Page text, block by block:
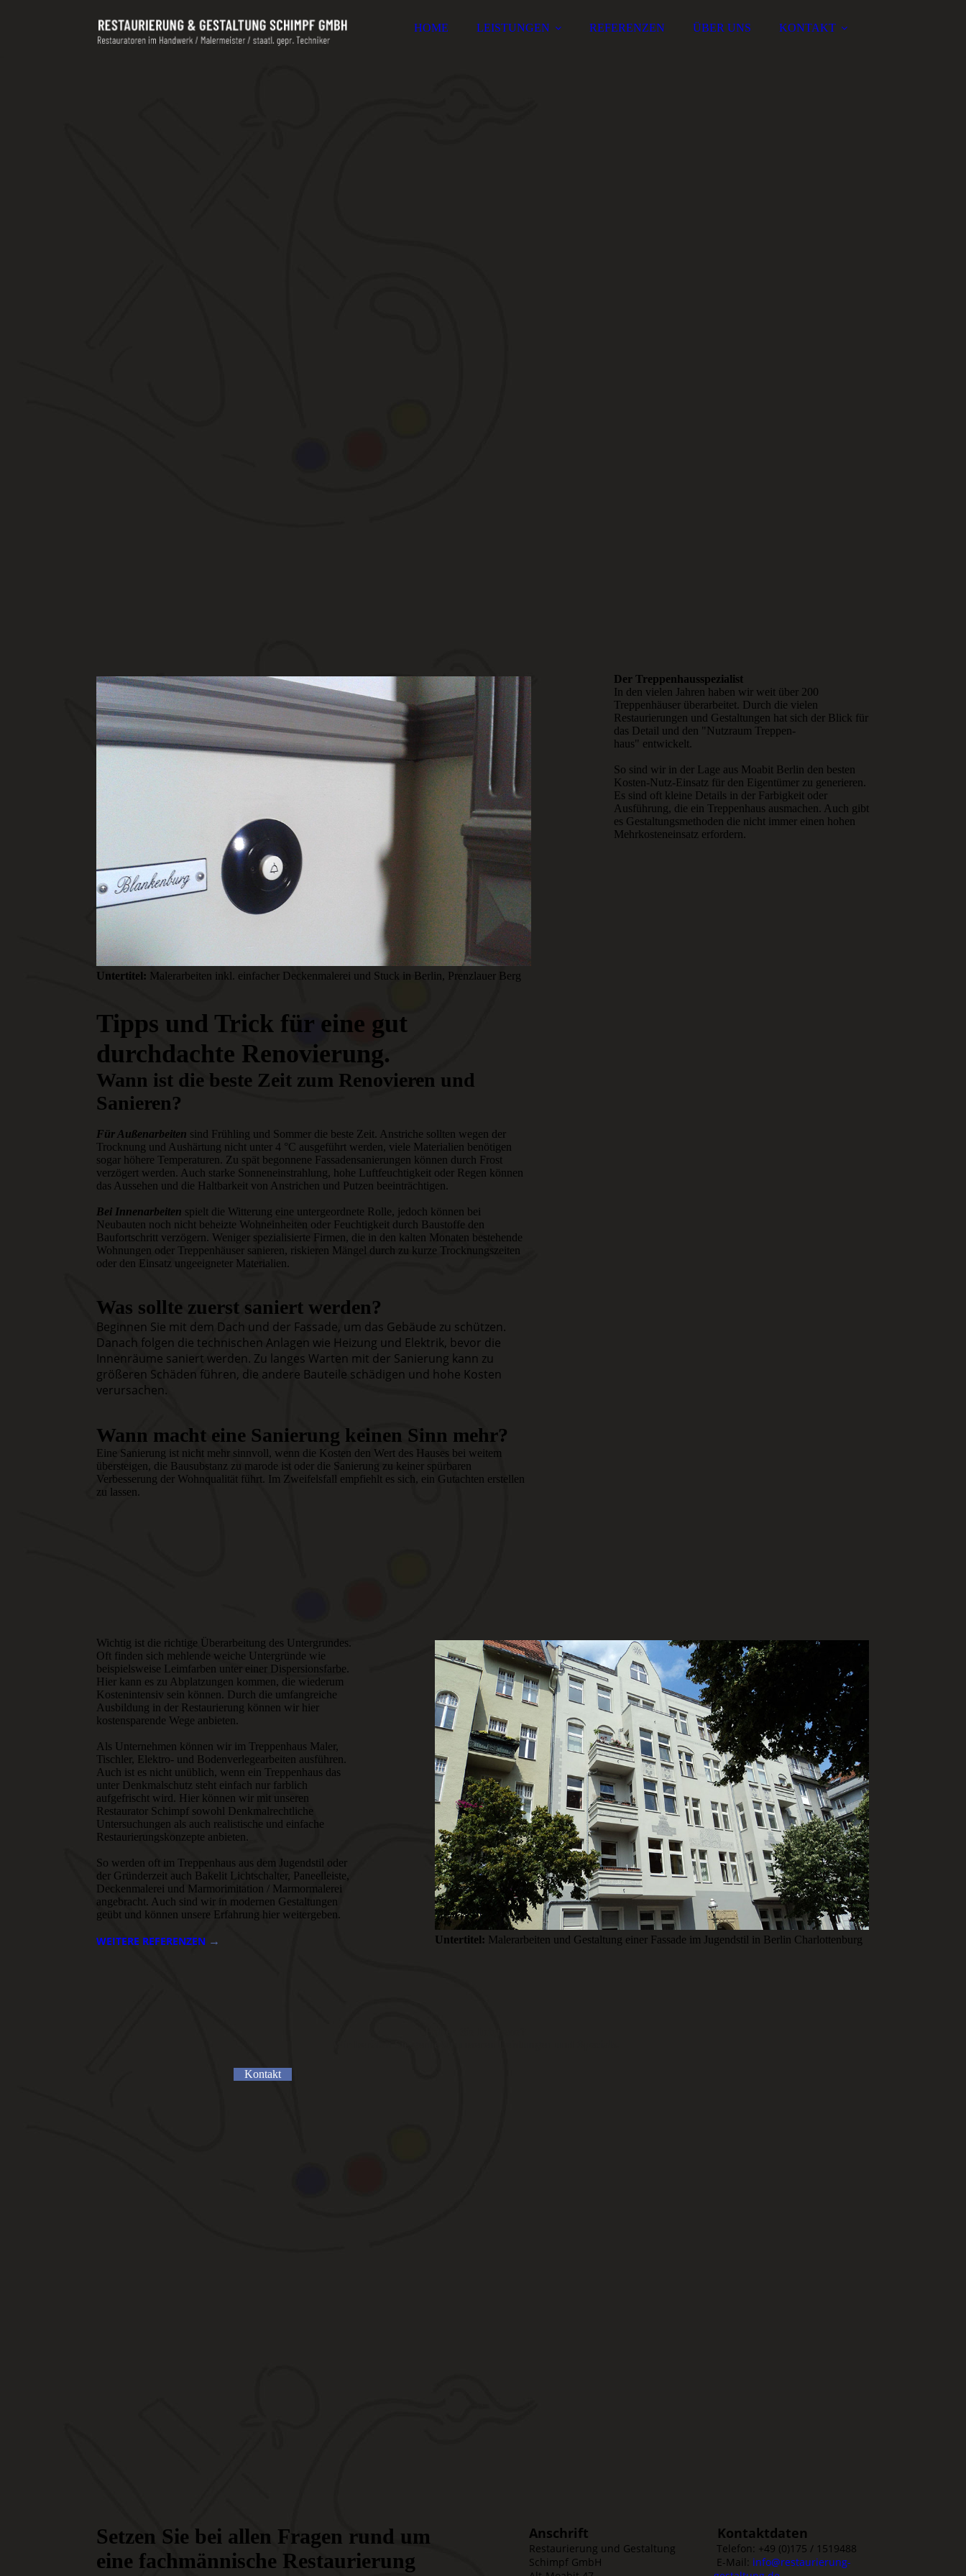
HOME LEISTUNGEN REFERENZEN ÜBER UNS KONTAKT
Untertitel: Malerarbeiten inkl. einfacher Deckenmalerei und Stuck in Berlin, Prenzlauer Berg
Tipps und Trick für eine gut
durchdachte Renovierung.
Wann ist die beste Zeit zum Renovieren und
Sanieren?
Für Außenarbeiten sind Frühling und Sommer die beste Zeit. Anstriche sollten wegen der
Trocknung und Aushärtung nicht unter 4 °C ausgeführt werden, viele Materialien benötigen
sogar höhere Temperaturen. Zu spät begonnene Fassadensanierungen können durch Frost
verzögert werden. Auch starke Sonneneinstrahlung, hohe Luftfeuchtigkeit oder Regen können
das Aussehen und die Haltbarkeit von Anstrichen und Putzen beeinträchtigen.
Bei Innenarbeiten spielt die Witterung eine untergeordnete Rolle, jedoch können bei
Neubauten noch nicht beheizte Wohneinheiten oder Feuchtigkeit durch Baustoffe den
Baufortschritt verzögern. Weniger spezialisierte Firmen, die in den kalten Monaten bestehende
Wohnungen oder Treppenhäuser sanieren, riskieren Mängel durch zu kurze Trocknungszeiten
oder den Einsatz ungeeigneter Materialien.
Was sollte zuerst saniert werden?
Beginnen Sie mit dem Dach und der Fassade, um das Gebäude zu schützen.
Danach folgen die technischen Anlagen wie Heizung und Elektrik, bevor die
Innenräume saniert werden. Zu langes Warten mit der Sanierung kann zu
größeren Schäden führen, die andere Bauteile schädigen und hohe Kosten
verursachen.
Wann macht eine Sanierung keinen Sinn mehr?
Eine Sanierung ist nicht mehr sinnvoll, wenn die Kosten den Wert des Hauses bei weitem
übersteigen, die Bausubstanz zu marode ist oder die Sanierung zu keiner spürbaren
Verbesserung der Wohnqualität führt. Im Zweifelsfall empfiehlt es sich, ein Gutachten erstellen
zu lassen.
Der Treppenhausspezialist
In den vielen Jahren haben wir weit über 200
Treppenhäuser überarbeitet. Durch die vielen
Restaurierungen und Ge­stal­tungen hat sich der Blick für
das Detail und den "Nutzraum Treppen­
haus" entwickelt.
So sind wir in der Lage aus Moabit Berlin den besten
Kosten-Nutz-Einsatz für den Eigentümer zu generieren.
Es sind oft kleine Details in der Farbigkeit oder
Ausführung, die ein Treppenhaus ausmachen. Auch gibt
es Gestaltungsmethoden die nicht immer einen hohen
Mehr­koste­neinsatz erfordern.
Wichtig ist die richtige Überarbeitung des Untergrundes.
Oft finden sich mehlende weiche Untergründe wie
beispielsweise Leimfarben unter einer Dispersionsfarbe.
Hier kann es zu Ab­platzungen kom­men, die wiederum
Kostenintensiv sein können. Durch die um­fang­reiche
Ausbildung in der Restaurierung können wir hier
kosten­sparende Wege anbieten.
Als Unternehmen können wir im Treppenhaus Maler,
Tischler, Elektro- und Bodenverlegearbeiten ausführen.
Auch ist es nicht unüblich, wenn ein Treppenhaus das
unter Denkmalschutz steht einfach nur farblich
aufgefrischt wird. Hier können wir mit unseren
Restaurator Schimpf sowohl Denkmalrechtliche
Untersuchungen als auch realistische und einfache
Restaurierungskonzepte anbieten.
So werden oft im Treppenhaus aus dem Jugendstil oder
der Gründer­zeit auch Bakelit Lichtschalter, Paneelleiste,
Deckenmalerei und Marmorimitation / Marmormalerei
angebracht. Auch sind wir in modernen Gestaltungen
geübt und können unsere Erfahrung hier weitergeben.
WEITERE REFERENZEN → Untertitel: Malerarbeiten und Gestaltung einer Fassade im Jugendstil in Berlin Charlottenburg
Kontakt
Setzen Sie bei allen Fragen rund um
eine fachmännische Restaurierung
Anschrift
Restaurierung und Gestaltung
Schimpf GmbH
Kontaktdaten
Telefon: +49 (0)175 / 1519488
E-Mail: info@restaurierung-